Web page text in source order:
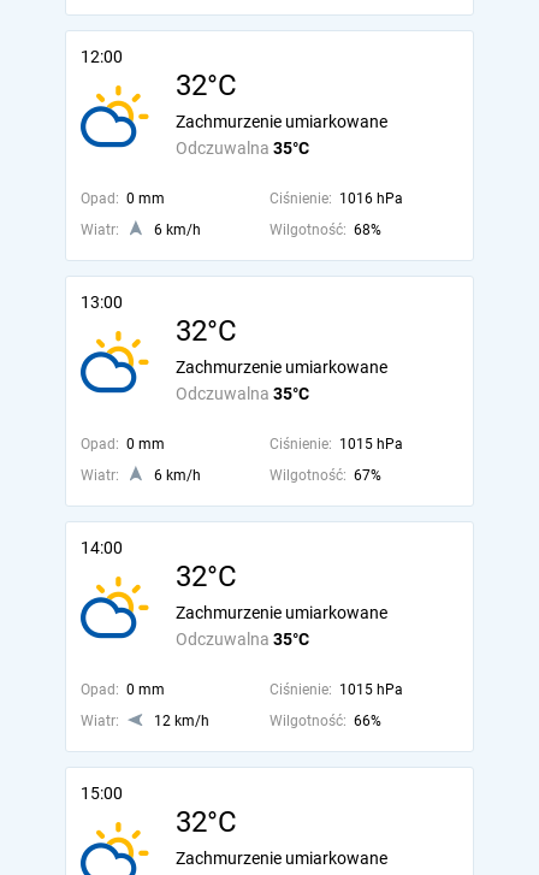
12:00
32°C
Odczuwalna 35°C
Zachmurzenie umiarkowane
Opad: 0 mm Ciśnienie: 1016 hPa
Wiatr:
6 km/h Wilgotność: 68%
13:00
32°C
Odczuwalna 35°C
Zachmurzenie umiarkowane
Opad: 0 mm Ciśnienie: 1015 hPa
Wiatr:
6 km/h Wilgotność: 67%
14:00
32°C
Odczuwalna 35°C
Zachmurzenie umiarkowane
Opad: 0 mm Ciśnienie: 1015 hPa
Wiatr:
12 km/h Wilgotność: 66%
15:00
32°C
Zachmurzenie umiarkowane